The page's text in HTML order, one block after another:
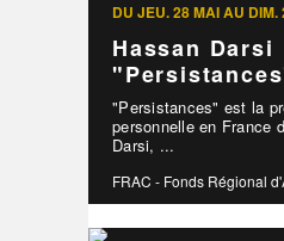
DU JEU. 28 MAI AU DIM.
Hassan Darsi
"Persistances" est la
personnelle en France
Darsi, ...
FRAC - Fonds Régional